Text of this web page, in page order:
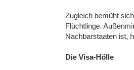
Zugleich bemüht
Flüchtlinge.
Nachbarstaaten ist,
Die Visa-Hölle